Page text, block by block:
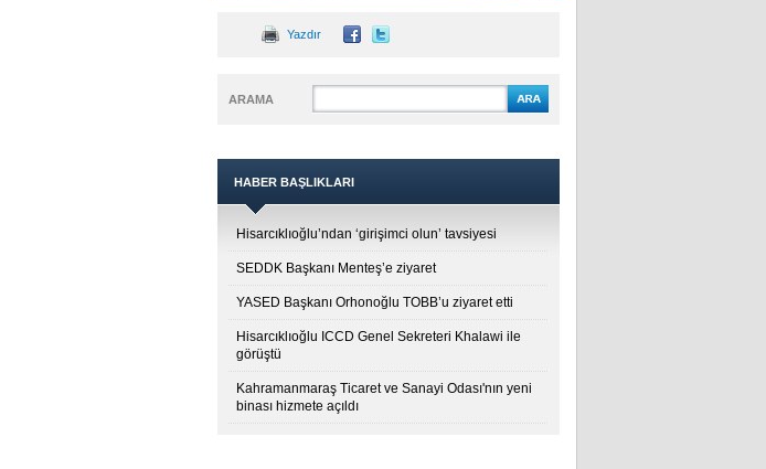
Yazdır
ARAMA
HABER BAŞLIKLARI
Hisarcıklıoğlu’ndan ‘girişimci olun’ tavsiyesi
SEDDK Başkanı Menteş’e ziyaret
YASED Başkanı Orhonoğlu TOBB’u ziyaret etti
Hisarcıklıoğlu ICCD Genel Sekreteri Khalawi ile
görüştü
Kahramanmaraş Ticaret ve Sanayi Odası'nın yeni
binası hizmete açıldı